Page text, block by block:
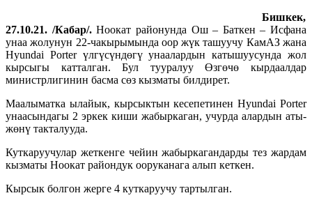
Бишкек,
27.10.21. /Кабар/.Ноокат районунда Ош – Баткен – Исфана
унаа жолунун 22-чакырымында оор жүк ташуучу КамАЗ жана
Hyundai Porter үлгүсүндөгү унаалардын катышуусунда жол
кырсыгы катталган. Бул тууралуу Өзгөчө кырдаалдар
министрлигинин басма сөз кызматы билдирет.
Маалыматка ылайык, кырсыктын кесепетинен Hyundai Porter
унаасындагы 2 эркек киши жабыркаган, учурда алардын аты-
жөнү такталууда.
Куткаруучулар жеткенге чейин жабыркагандарды тез жардам
кызматы Ноокат райондук ооруканага алып кеткен.
Кырсык болгон жерге 4 куткаруучу тартылган.